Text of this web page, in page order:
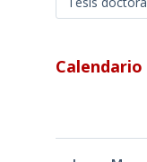
Calendario